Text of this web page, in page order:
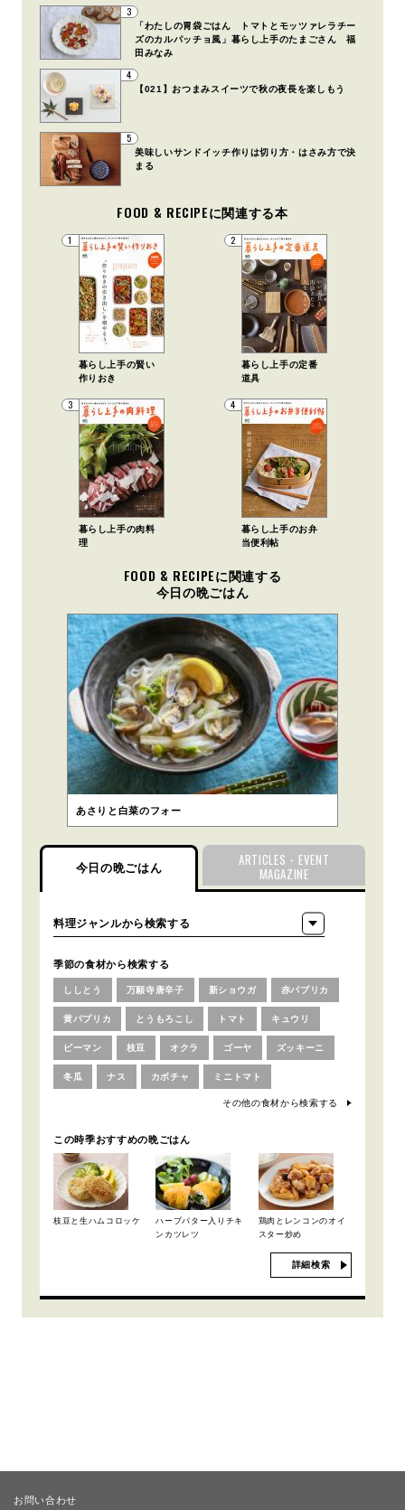
3
「わたしの胃袋ごはん トマトとモッツァレラチー
ズのカルパッチョ風」暮らし上手のたまごさん 福
田みなみ
4
【021】おつまみスイーツで秋の夜長を楽しもう
5
美味しいサンドイッチ作りは切り方・はさみ方で決
まる
FOOD & RECIPEに関連する本
1
暮らし上手の賢い
作りおき
2
暮らし上手の定番
道具
3
暮らし上手の肉料
理
4
暮らし上手のお弁
当便利帖
FOOD & RECIPEに関連する
今日の晩ごはん
あさりと白菜のフォー
今日の晩ごはん
ARTICLES・EVENT
MAGAZINE
季節の食材から検索する
ししとう 万願寺唐辛子 新ショウガ 赤パプリカ
黄パプリカ とうもろこし トマト キュウリ
ピーマン 枝豆 オクラ ゴーヤ ズッキーニ
冬瓜 ナス カボチャ ミニトマト
その他の食材から検索する
この時季おすすめの晩ごはん
枝豆と生ハムコロッケ
ハーブバター入りチキ
ンカツレツ
鶏肉とレンコンのオイ
スター炒め
詳細検索
お問い合わせ